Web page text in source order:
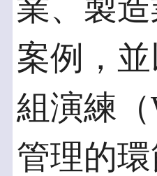
業、製
案例，
組演練
管理的